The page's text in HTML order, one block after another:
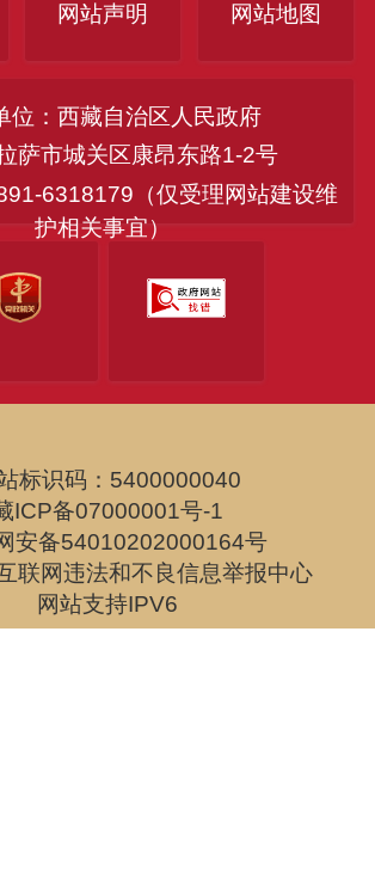
网站声明 网站地图
位：西藏自治区人民政府
萨市城关区康昂东路1-2号
6318179（仅受理网站建设维
护相关事宜）
标识码：5400000040
ICP备07000001号-1
安备54010202000164号
网违法和不良信息举报中心
网站支持IPV6